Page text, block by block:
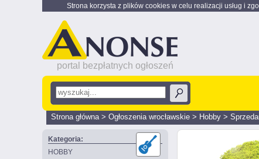
Strona korzysta z plików cookies w celu realizacji usług i
portal bezpłatnych ogłoszeń
Strona główna> Ogłoszenia wrocławskie > Hobby >
Kategoria:
HOBBY